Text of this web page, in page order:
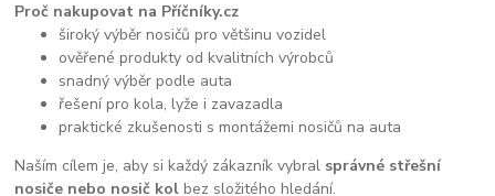
Proč nakupovat na Příčníky.cz
široký výběr nosičů pro většinu vozidel
ověřené produkty od kvalitních výrobců
snadný výběr podle auta
řešení pro kola, lyže i zavazadla
praktické zkušenosti s montážemi nosičů na auta
Naším cílem je, aby si každý zákazník vybral správné střešní
nosiče nebo nosič kol bez složitého hledání.